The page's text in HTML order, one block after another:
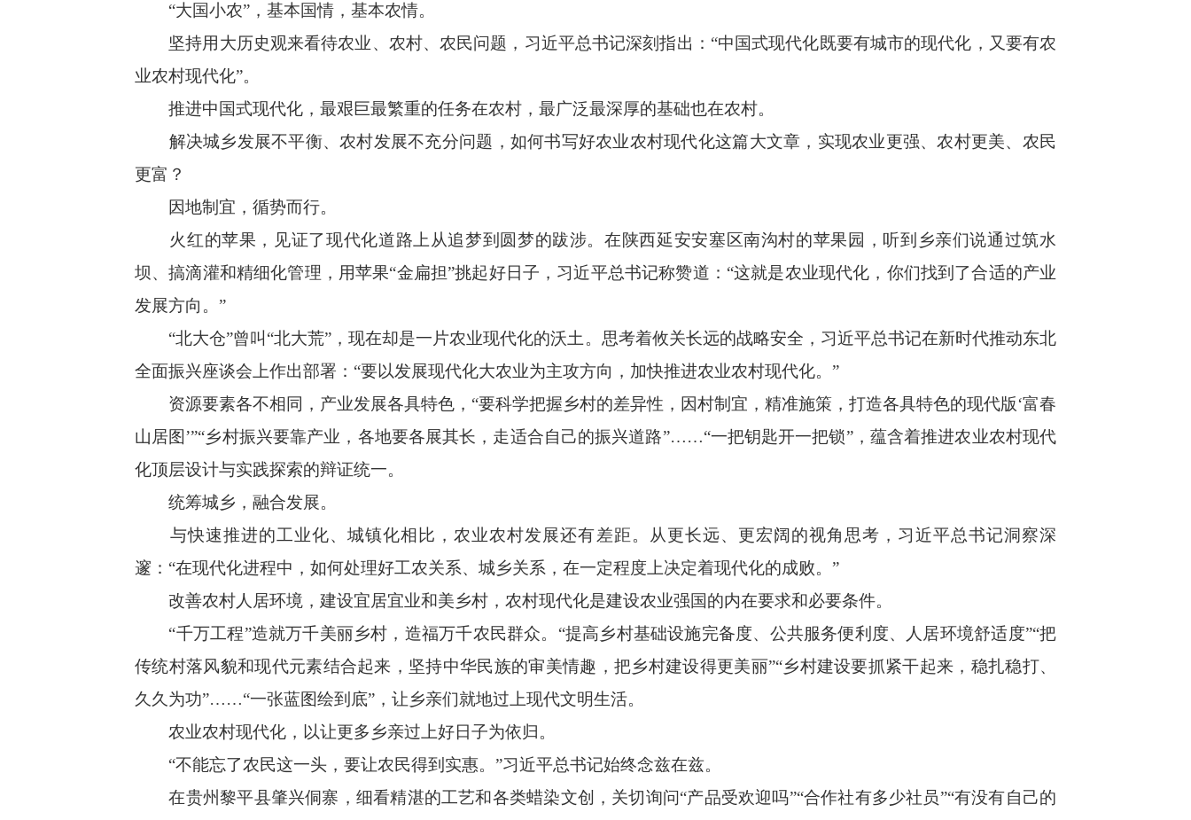
“大国小农”，基本国情，基本农情。
坚持用大历史观来看待农业、农村、农民问题，习近平总书记深刻指出：“中国式现代化既要有城市的现代化，又要有农
业农村现代化”。
推进中国式现代化，最艰巨最繁重的任务在农村，最广泛最深厚的基础也在农村。
解决城乡发展不平衡、农村发展不充分问题，如何书写好农业农村现代化这篇大文章，实现农业更强、农村更美、农民
更富？
因地制宜，循势而行。
火红的苹果，见证了现代化道路上从追梦到圆梦的跋涉。在陕西延安安塞区南沟村的苹果园，听到乡亲们说通过筑水
坝、搞滴灌和精细化管理，用苹果“金扁担”挑起好日子，习近平总书记称赞道：“这就是农业现代化，你们找到了合适的产业
发展方向。”
“北大仓”曾叫“北大荒”，现在却是一片农业现代化的沃土。思考着攸关长远的战略安全，习近平总书记在新时代推动东北
全面振兴座谈会上作出部署：“要以发展现代化大农业为主攻方向，加快推进农业农村现代化。”
资源要素各不相同，产业发展各具特色，“要科学把握乡村的差异性，因村制宜，精准施策，打造各具特色的现代版‘富春
山居图’”“乡村振兴要靠产业，各地要各展其长，走适合自己的振兴道路”……“一把钥匙开一把锁”，蕴含着推进农业农村现代
化顶层设计与实践探索的辩证统一。
统筹城乡，融合发展。
与快速推进的工业化、城镇化相比，农业农村发展还有差距。从更长远、更宏阔的视角思考，习近平总书记洞察深
邃：“在现代化进程中，如何处理好工农关系、城乡关系，在一定程度上决定着现代化的成败。”
改善农村人居环境，建设宜居宜业和美乡村，农村现代化是建设农业强国的内在要求和必要条件。
“千万工程”造就万千美丽乡村，造福万千农民群众。“提高乡村基础设施完备度、公共服务便利度、人居环境舒适度”“把
传统村落风貌和现代元素结合起来，坚持中华民族的审美情趣，把乡村建设得更美丽”“乡村建设要抓紧干起来，稳扎稳打、
久久为功”……“一张蓝图绘到底”，让乡亲们就地过上现代文明生活。
农业农村现代化，以让更多乡亲过上好日子为依归。
“不能忘了农民这一头，要让农民得到实惠。”习近平总书记始终念兹在兹。
在贵州黎平县肇兴侗寨，细看精湛的工艺和各类蜡染文创，关切询问“产品受欢迎吗”“合作社有多少社员”“有没有自己的